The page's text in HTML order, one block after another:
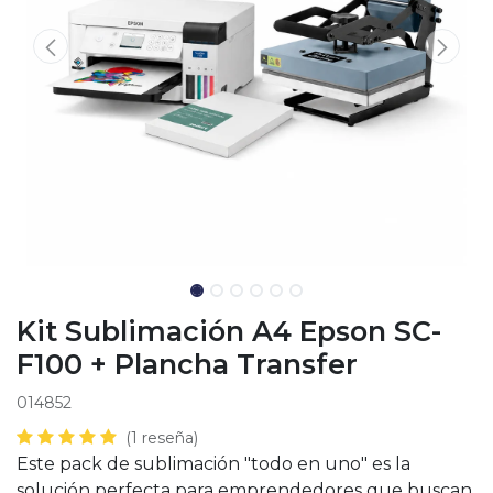
Kit Sublimación A4 Epson SC-
F100 + Plancha Transfer
014852
(1 reseña)
Este pack de sublimación "todo en uno" es la